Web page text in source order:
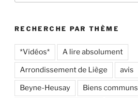
RECHERCHE PAR THÈME
*Vidéos* A lire absolument
Arrondissement de Liège avis
Beyne-Heusay Biens communs